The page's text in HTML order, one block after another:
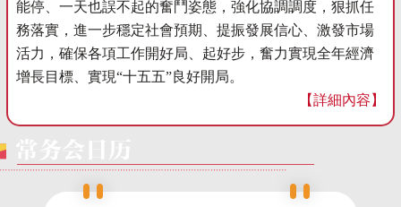
能停、一天也誤不起的奮鬥姿態，強化協調調度，狠抓任
務落實，進一步穩定社會預期、提振發展信心、激發市場
活力，確保各項工作開好局、起好步，奮力實現全年經濟
增長目標、實現“十五五”良好開局。
【詳細內容】